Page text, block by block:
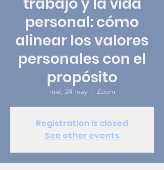
personal: cómo
alinear los valores
personales con el
propósito
mié, 24 may
  |
Zoom
Registration is closed
See other events